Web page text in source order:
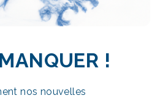
!
nos nouvelles